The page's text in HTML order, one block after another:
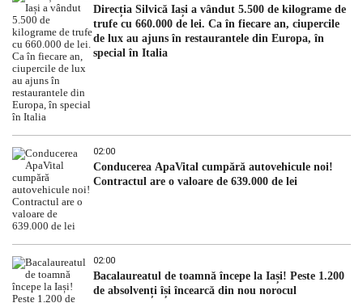
Direcția Silvică Iași a vândut 5.500 de kilograme de
trufe cu 660.000 de lei. Ca în fiecare an, ciupercile
de lux au ajuns în restaurantele din Europa, în
special în Italia
02:00
Conducerea ApaVital cumpără autovehicule noi!
Contractul are o valoare de 639.000 de lei
02:00
Bacalaureatul de toamnă începe la Iași! Peste 1.200
de absolvenți își încearcă din nou norocul